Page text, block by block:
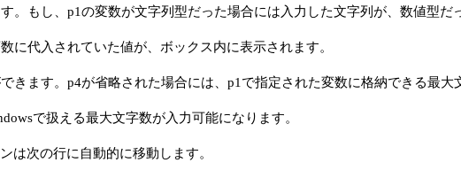
。もし、p1の変数が文字列型だった場合には入力した文字列が、数値型だ
に代入されていた値が、ボックス内に表示されます。
きます。p4が省略された場合には、p1で指定された変数に格納できる最
で扱える最大文字数が入力可能になります。
は次の行に自動的に移動します。